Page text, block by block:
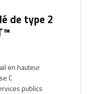
de type 2
en hauteur
C
publics